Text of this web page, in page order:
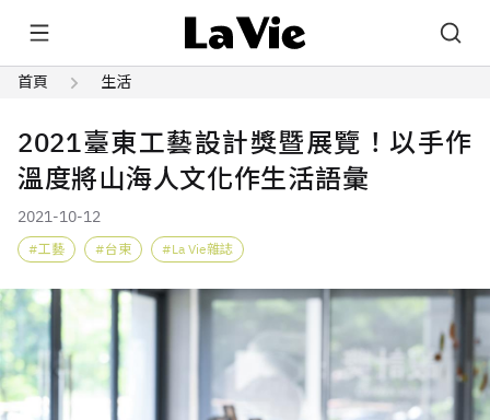
首頁 生活
2021臺東工藝設計獎暨展覽！以手作
溫度將山海人文化作生活語彙
2021-10-12
工藝 台東 La Vie雜誌